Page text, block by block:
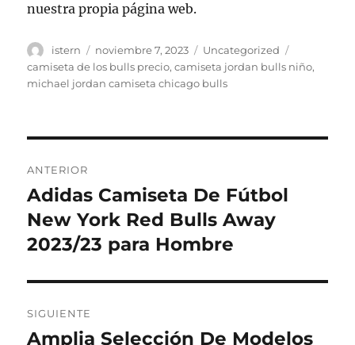
nuestra propia página web.
Autor
istern
Publicado
el
noviembre 7, 2023 Categorías
Uncategorized
camiseta de los bulls precio,camiseta jordan bulls niño,
michael jordan camiseta chicago bulls
de
entradas
ANTERIOR
Entrada
anterior:
Adidas Camiseta De Fútbol
New York Red Bulls Away
2023/23 para Hombre
SIGUIENTE
Entrada
Amplia Selección De Modelos